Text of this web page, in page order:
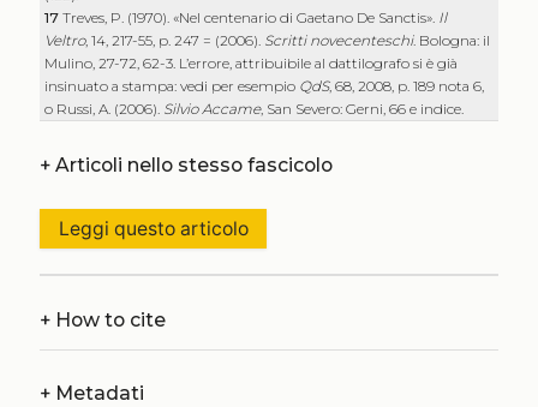
17Treves, P. (1970). «Nel centenario di Gaetano De Sanctis». Il
Veltro, 14, 217-55, p. 247 = (2006). Scritti novecenteschi. Bologna: il
Mulino, 27-72, 62-3. L’errore, attribuibile al dattilografo si è già
insinuato a stampa: vedi per esempio QdS, 68, 2008, p. 189 nota 6,
o Russi, A. (2006). Silvio Accame, San Severo: Gerni, 66 e indice.
+Articoli nello stesso fascicolo
Leggi questo articolo
+How to cite
+Metadati